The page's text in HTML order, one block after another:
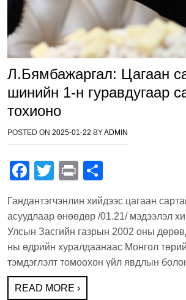
Л.Бямбажаргал: Цагаан
шинийн 1-н гуравдугаар
тохионо
POSTED ON 2025-01-22 BYADMIN
F
c
e
b
o
o
T
tt
er
Pr
t
ar
e
Гандантэгчэнлин хийдээс цагаан
асуудлаар өнөөдөр /01.21/ мэдээлэл
Улсын Засгийн газрын 2002 оны
ны өдрийн хуралдаанаас Монгол
тэмдэглэлт томоохон үйл явдлын
READ MORE ›